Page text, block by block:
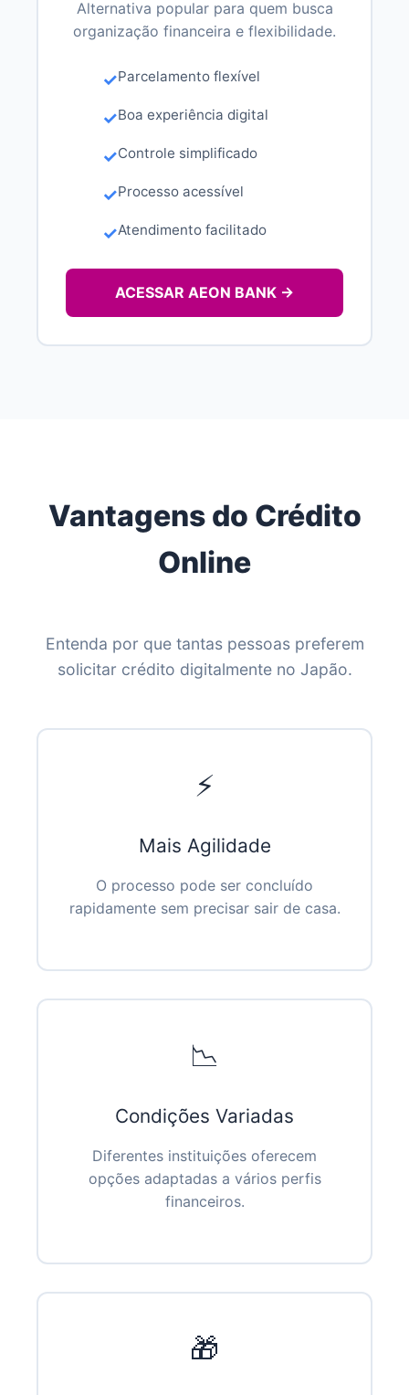
Alternativa popular para quem busca
organização financeira e flexibilidade.
Parcelamento flexível
Boa experiência digital
Controle simplificado
Processo acessível
Atendimento facilitado
ACESSAR AEON BANK →
Vantagens do Crédito
Online
Entenda por que tantas pessoas preferem
solicitar crédito digitalmente no Japão.
⚡
Mais Agilidade
O processo pode ser concluído
rapidamente sem precisar sair de casa.
📉
Condições Variadas
Diferentes instituições oferecem
opções adaptadas a vários perfis
financeiros.
🎁